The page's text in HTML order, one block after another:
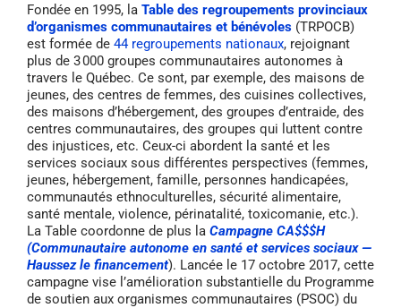
Fondée en 1995, la Table des regroupements provinciaux
d’organismes communautaires et bénévoles (TRPOCB)
est formée de 44 regroupements nationaux, rejoignant
plus de 3 000 groupes communautaires autonomes à
travers le Québec. Ce sont, par exemple, des maisons de
jeunes, des centres de femmes, des cuisines collectives,
des maisons d’hébergement, des groupes d’entraide, des
centres communautaires, des groupes qui luttent contre
des injustices, etc. Ceux-ci abordent la santé et les
services sociaux sous différentes perspectives (femmes,
jeunes, hébergement, famille, personnes handicapées,
communautés ethnoculturelles, sécurité alimentaire,
santé mentale, violence, périnatalité, toxicomanie, etc.).
La Table coordonne de plus la Campagne CA$$$H
(Communautaire autonome en santé et services sociaux —
Haussez le financement). Lancée le 17 octobre 2017, cette
campagne vise l’amélioration substantielle du Programme
de soutien aux organismes communautaires (PSOC) du